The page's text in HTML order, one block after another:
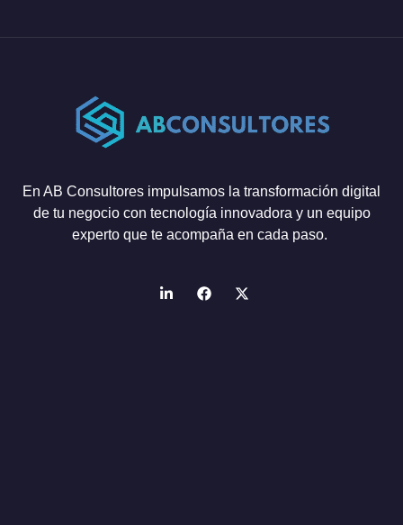
En AB Consultores impulsamos la transformación digital
de tu negocio con tecnología innovadora y un equipo
experto que te acompaña en cada paso.